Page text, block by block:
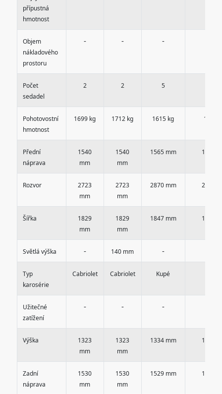
přípustná
hmotnost
Objem
nákladového
prostoru
- - -
Počet
sedadel
2 2 5
Pohotovostní
hmotnost
1699 kg 1712 kg 1615 kg 1704
Přední
náprava
1540
mm
1540
mm
1565 mm 1565
Rozvor
2723
mm
2723
mm
2870 mm 2870
Šířka
1829
mm
1829
mm
1847 mm 1847
Světlá výška - 140 mm -
Typ
karosérie
Cabriolet Cabriolet Kupé
Užitečné
zatížení
- - -
Výška
1323
mm
1323
mm
1334 mm 1333
Zadní
náprava
1530
mm
1530
mm
1529 mm 1530